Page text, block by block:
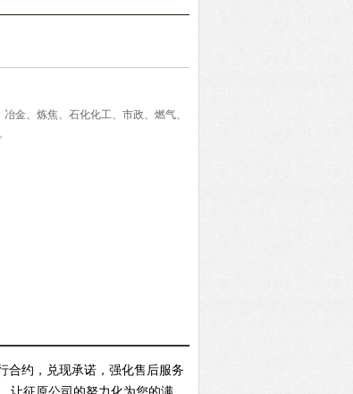
金、炼焦、石化化工、市政、燃气、
合约，兑现承诺，强化售后服务